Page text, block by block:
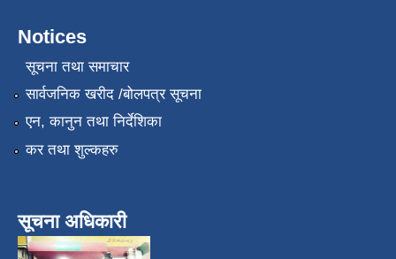
Notices
सूचना तथा समाचार
सार्वजनिक खरीद /बोलपत्र सूचना
एन, कानुन तथा निर्देशिका
कर तथा शुल्कहरु
सूचना अधिकारी